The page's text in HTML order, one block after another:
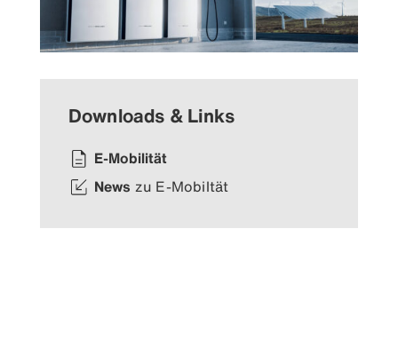
Downloads & Links
E-Mobilität
News zu E-Mobiltät